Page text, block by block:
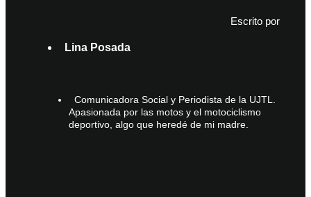
Escrito por
Lina Posada
Comunicadora Social y Periodista de la UJTL.
Apasionada por las motos y el motociclismo
deportivo, algo que heredé de mi madre.